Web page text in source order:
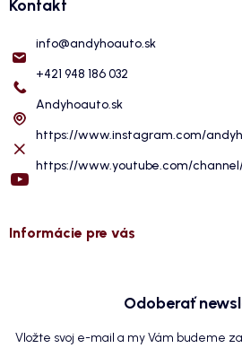
Kontakt
info@andyhoauto.sk
+421 948 186 032
Andyhoauto.sk
https://www.instagram.com/
https://www.youtube.com/channel/
Informácie pre vás
Odoberať
Vložte svoj e-mail a my Vám budeme